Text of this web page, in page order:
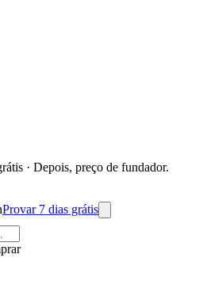
· Depois, preço de fundador.
Provar 7 dias grátis